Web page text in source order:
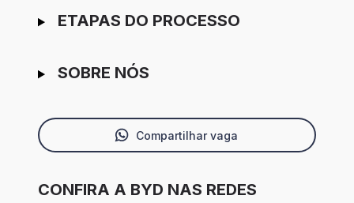
ETAPAS DO PROCESSO
SOBRE NÓS
Compartilhar vaga
CONFIRA A BYD NAS REDES